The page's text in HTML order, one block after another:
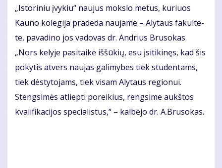
„Is­to­ri­niu įvy­kiu“ nau­jus moks­lo me­tus, ku­riuos
Kau­no ko­le­gi­ja pra­de­da nau­ja­me – Aly­taus fa­kul­te­
te, pa­va­di­no jos va­do­vas dr. An­drius Bru­so­kas.
„Nors ke­ly­je pa­si­tai­kė iš­šū­kių, esu įsi­ti­ki­nęs, kad šis
po­ky­tis at­vers nau­jas ga­li­my­bes tiek stu­den­tams,
tiek dės­ty­to­jams, tiek vi­sam Aly­taus re­gio­nui.
Steng­si­mės at­liep­ti po­rei­kius, reng­si­me aukš­tos
kva­li­fi­ka­ci­jos spe­cia­lis­tus,“ – kal­bė­jo dr. A.Bru­so­kas.